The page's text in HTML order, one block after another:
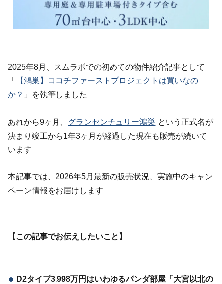
2025年8月、スムラボでの初めての物件紹介記事として
「
【鴻巣】ココチファーストプロジェクトは買いなの
か？ 」を執筆しました
あれから9ヶ月、 グランセンチュリー鴻巣 という正式名が
決まり竣工から1年3ヶ月が経過した現在も販売が続いて
います
本記事では、 2026年5月最新の販売状況、実施中のキャン
ペーン情報をお届けします
【この記事でお伝えしたいこと】
D2タイプ3,998万円はいわゆるパンダ部屋「大宮以北の